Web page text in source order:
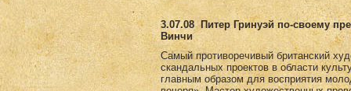
3.07.08
Питер Гринуэй по-своему
Винчи
Самый противоречивый британский
скандальных проектов в области
главным образом для восприятия